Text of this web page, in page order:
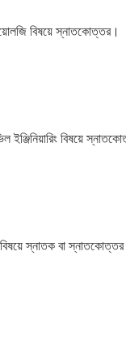
বিষয়ে স্নাতকোত্তর।
ইঞ্জিনিয়ারিং বিষয়ে
স্নাতক বা